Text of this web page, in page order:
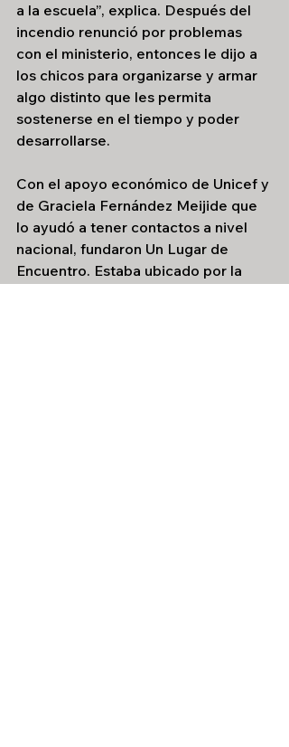
a la escuela”, explica. Después del
incendio renunció por problemas
con el ministerio, entonces le dijo a
los chicos para organizarse y armar
algo distinto que les permita
sostenerse en el tiempo y poder
desarrollarse.
Con el apoyo económico de Unicef y
de Graciela Fernández Meijide que
lo ayudó a tener contactos a nivel
nacional, fundaron Un Lugar de
Encuentro. Estaba ubicado por la